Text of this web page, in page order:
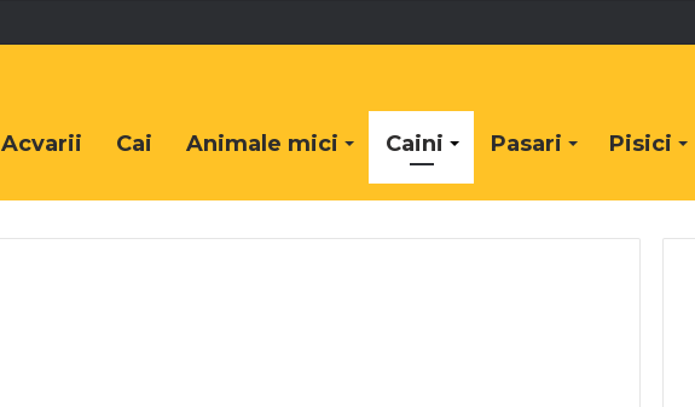
Acvarii Cai Animale mici Caini Pasari Pisici